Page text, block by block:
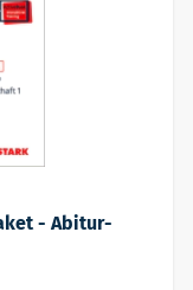
- Abitur-